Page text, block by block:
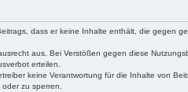
dass er keine Inhalte enthält, die gegen
aus. Bei Verstößen gegen diese
erteilen.
keine Verantwortung für die Inhalte von
zu sperren.